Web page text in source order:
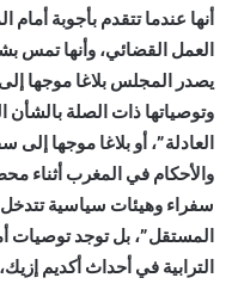
أنها عندما تتقدم بأجوبة
العمل القضائي، وأنها تمس
يصدر المجلس بلاغا موجها
وتوصياتها ذات الصلة
العادلة”، أو بلاغا موجها إلى
والأحكام في المغرب أثناء
سفراء وهيئات سياسية
المستقل”، بل توجد توصيات
الترابية في أحداث أكديم